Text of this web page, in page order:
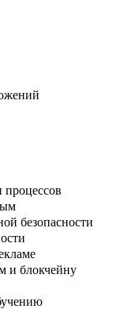
процессов
безопасности
и блокчейну